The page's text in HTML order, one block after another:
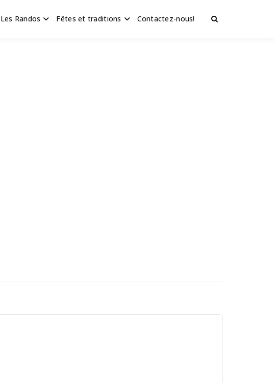
Les Randos Fêtes et traditions Contactez-nous!